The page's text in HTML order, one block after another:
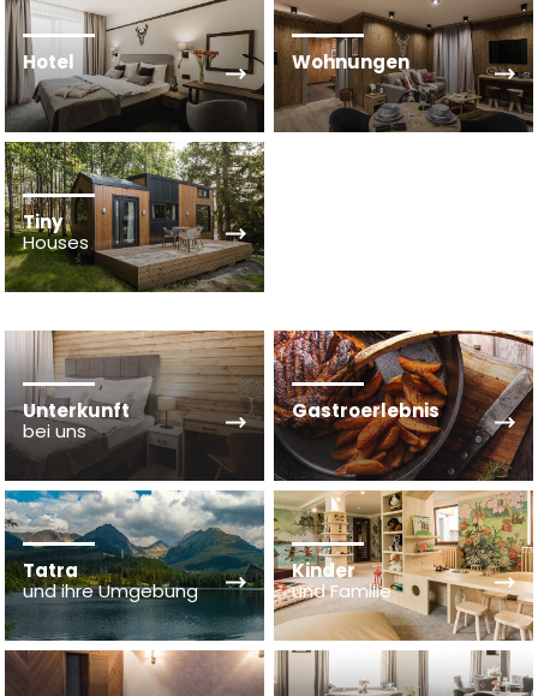
Hotel Wohnungen
Tiny
Houses
Unterkunft
bei uns
Gastroerlebnis
Tatra
und ihre Umgebung
Kinder
und Familie